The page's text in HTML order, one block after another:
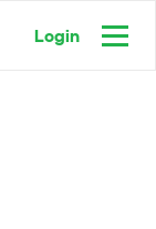
Login